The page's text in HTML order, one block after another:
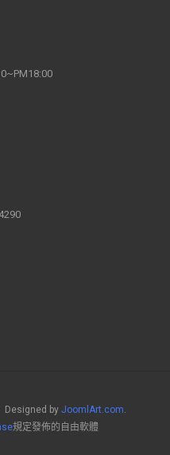
Designed by JoomlArt.com
規定發佈的自由軟體